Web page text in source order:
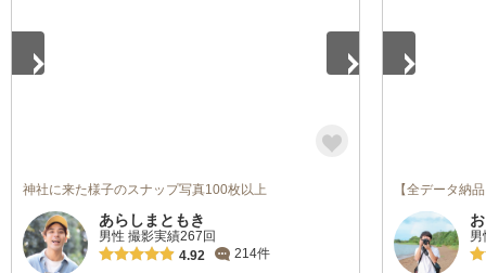
神社に来た様子のスナップ写真100枚以上
あらしまともき
男性 撮影実績267回
4.92
214件
【全データ納
男